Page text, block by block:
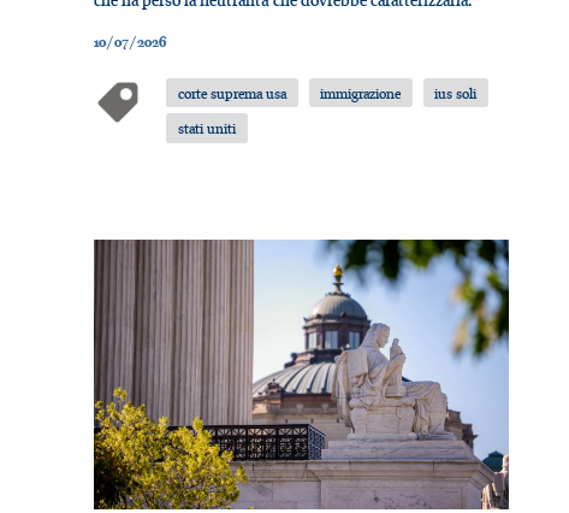
10/07/2026
corte suprema usa immigrazione
ius soli
stati uniti